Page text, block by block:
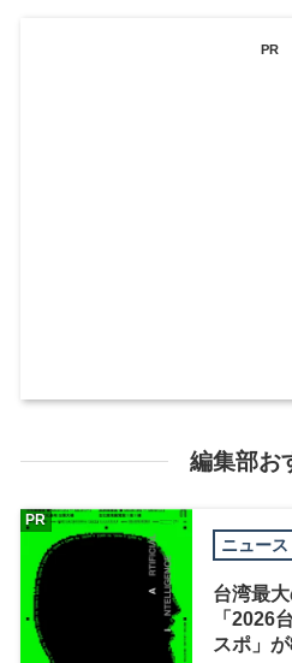
PR
編集部お
ニュース
台湾最
「2026
スポ」
PR